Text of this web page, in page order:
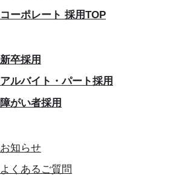
コーポレート 採用TOP
新卒採用
アルバイト・パート採用
障がい者採用
お知らせ
よくあるご質問